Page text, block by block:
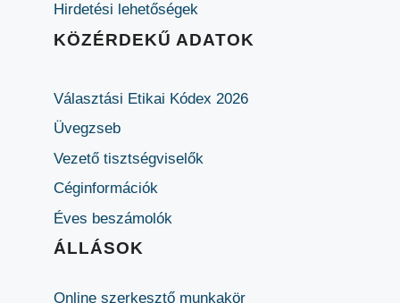
Hirdetési lehetőségek
KÖZÉRDEKŰ ADATOK
Választási Etikai Kódex 2026
Üvegzseb
Vezető tisztségviselők
Céginformációk
Éves beszámolók
ÁLLÁSOK
Online szerkesztő munkakör